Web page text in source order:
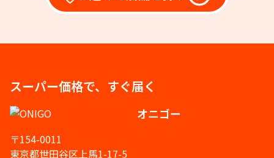
スーパー価格で、すぐ届く
オニゴー
〒154-0011
東京都世田谷区上馬1-17-5